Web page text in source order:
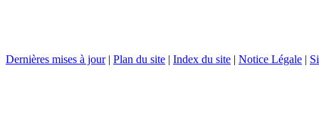
Dernières mises à jour| Plan du site | Index du site | Notice Légale |